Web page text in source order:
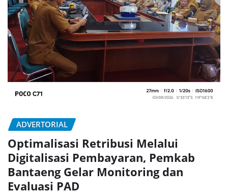
ADVERTORIAL
Optimalisasi Retribusi Melalui
Digitalisasi Pembayaran, Pemkab
Bantaeng Gelar Monitoring dan
Evaluasi PAD